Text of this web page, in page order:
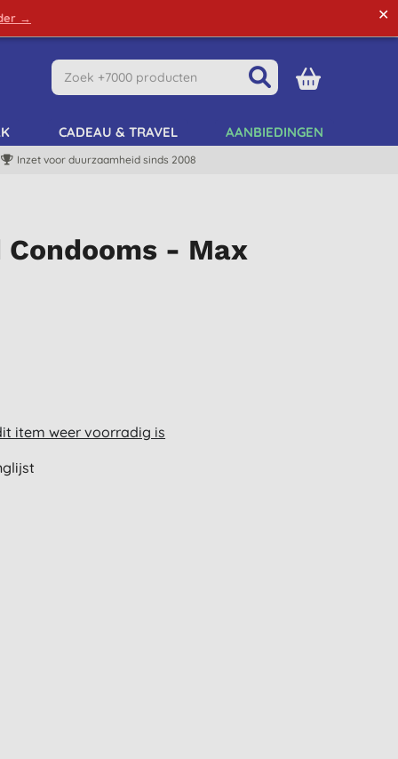
→ ✕
CADEAU & TRAVEL AANBIEDINGEN
Inzet voor duurzaamheid sinds 2008
Condooms - Max
item weer voorradig is